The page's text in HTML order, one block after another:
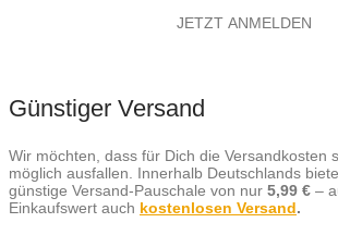
Günstiger Versand
Wir möchten, dass für Dich die Versandkosten
möglich ausfallen. Innerhalb Deutschlands
günstige Versand-Pauschale von nur 5,99 € –
Einkaufswert auch kostenlosen Versand.